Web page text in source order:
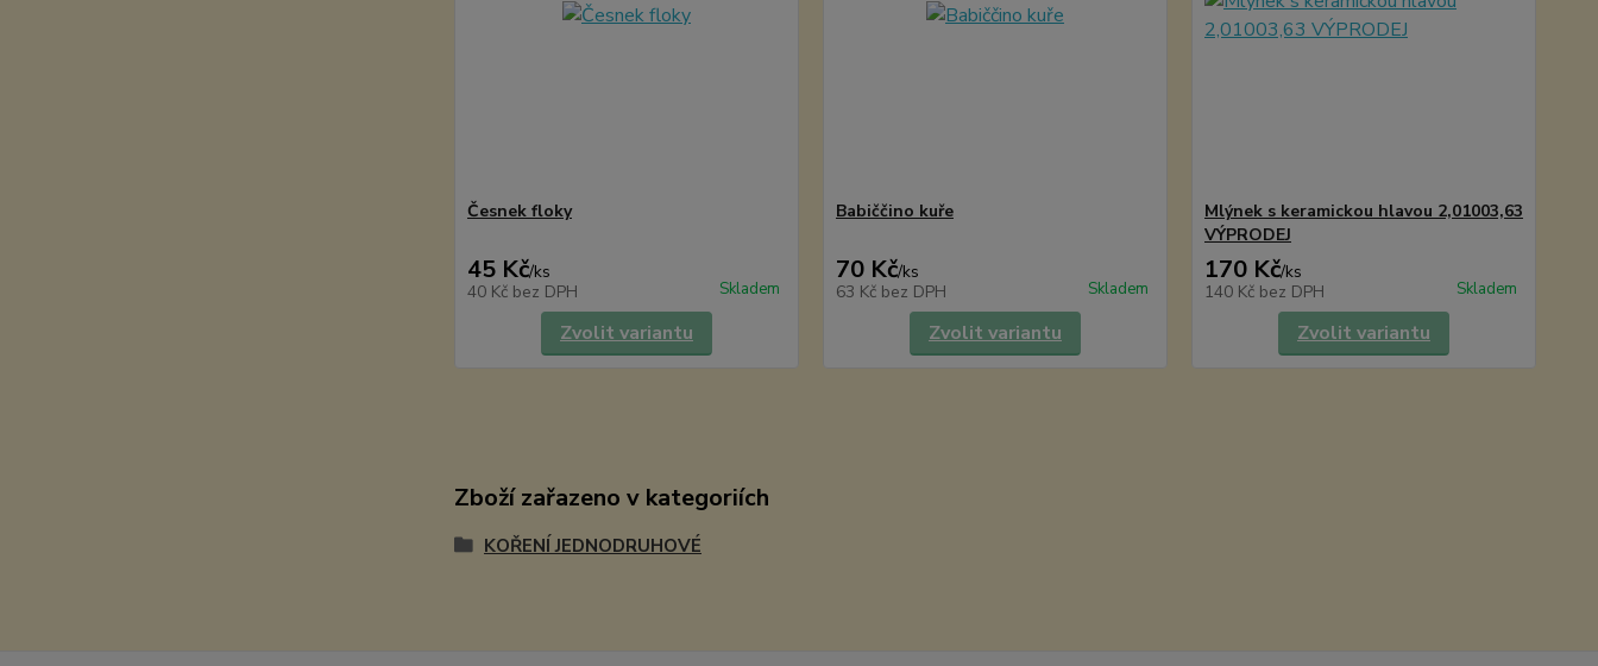
Česnek floky
45 Kč/ks
40 Kč bez DPH Skladem
Zvolit variantu
Babiččino kuře
70 Kč/ks
63 Kč bez DPH Skladem
Zvolit variantu
Mlýnek s keramickou hlavou 2,01003,63
VÝPRODEJ
170 Kč/ks
140 Kč bez DPH Skladem
Zvolit variantu
Zboží zařazeno v kategoriích
KOŘENÍ JEDNODRUHOVÉ